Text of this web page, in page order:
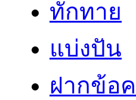
ทักทาย
แบ่งปัน
ฝากข้อ